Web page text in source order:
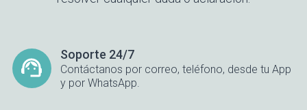
Soporte 24/7
Contáctanos por correo, teléfono, desde tu App
y por WhatsApp.